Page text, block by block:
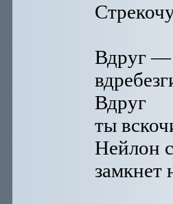
Вдруг —
Вдруг
ты
Нейлон
замкнет